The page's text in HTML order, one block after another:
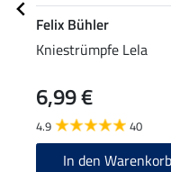
Felix Bühler
Kniestrümpfe Lela
6,99 €
4.9 40
In den Warenkorb